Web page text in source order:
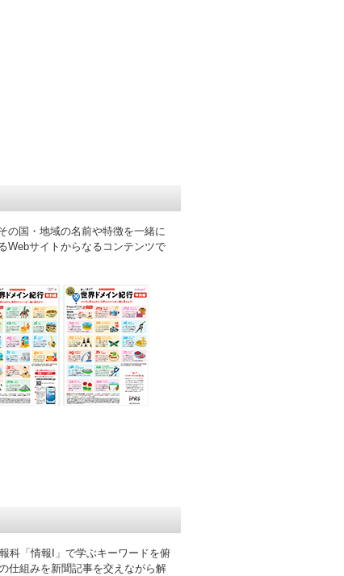
の国・地域の名前や特徴を一緒に
Webサイトからなるコンテンツで
科「情報I」で学ぶキーワードを俯
仕組みを新聞記事を交えながら解